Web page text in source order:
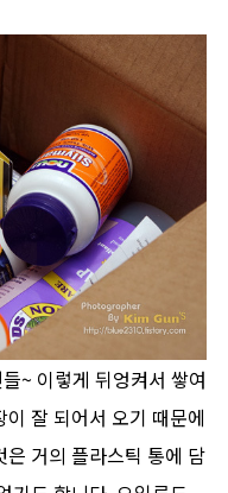
~ 이렇게 뒤엉켜서 쌓여
잘 되어서 오기 때문에
거의 플라스틱 통에 담